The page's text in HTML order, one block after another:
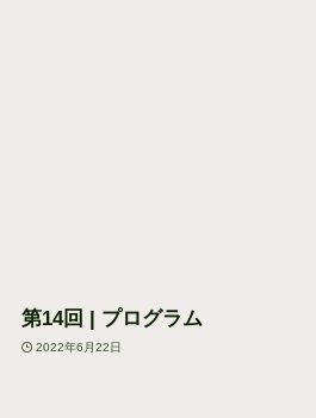
第14回 | プログラム
2022年6月22日